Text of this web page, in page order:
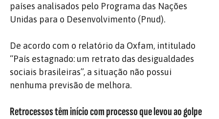
países analisados pelo Programa das Nações
Unidas para o Desenvolvimento (Pnud).
De acordo com o relatório da Oxfam, intitulado
“País estagnado: um retrato das desigualdades
sociais brasileiras”, a situação não possui
nenhuma previsão de melhora.
Retrocessos têm início com processo que levou ao golpe